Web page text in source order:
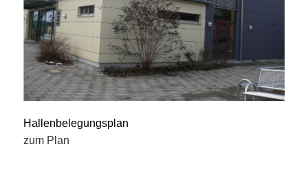
Hallenbelegungsplan
zum Plan